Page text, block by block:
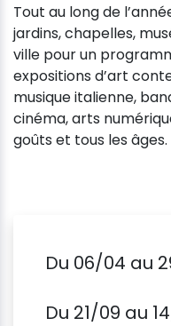
Tout au long de
jardins, chapelles,
ville pour un
expositions d’art
musique italienne,
cinéma, arts
goûts et tous les âges.
Du 06/04 au
Du 21/09 au